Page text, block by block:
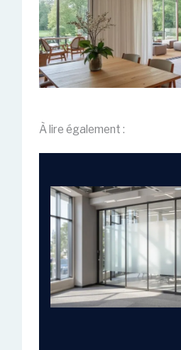
À lire également :